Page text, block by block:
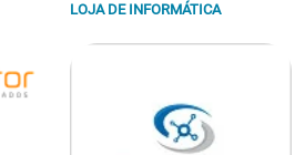
LOJA DE INFORMÁTICA